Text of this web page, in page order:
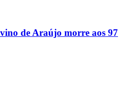
de Araújo morre aos 97